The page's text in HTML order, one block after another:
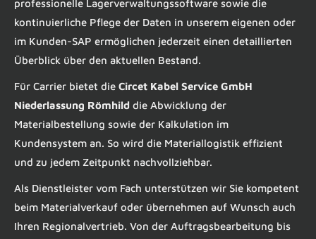
professionelle Lagerverwaltungssoftware sowie die
kontinuierliche Pflege der Daten in unserem eigenen oder
im Kunden-SAP ermöglichen jederzeit einen detaillierten
Überblick über den aktuellen Bestand.
Für Carrier bietet die Circet Kabel Service GmbH
Niederlassung Römhild die Abwicklung der
Materialbestellung sowie der Kalkulation im
Kundensystem an. So wird die Materiallogistik effizient
und zu jedem Zeitpunkt nachvollziehbar.
Als Dienstleister vom Fach unterstützen wir Sie kompetent
beim Materialverkauf oder übernehmen auf Wunsch auch
Ihren Regionalvertrieb. Von der Auftragsbearbeitung bis